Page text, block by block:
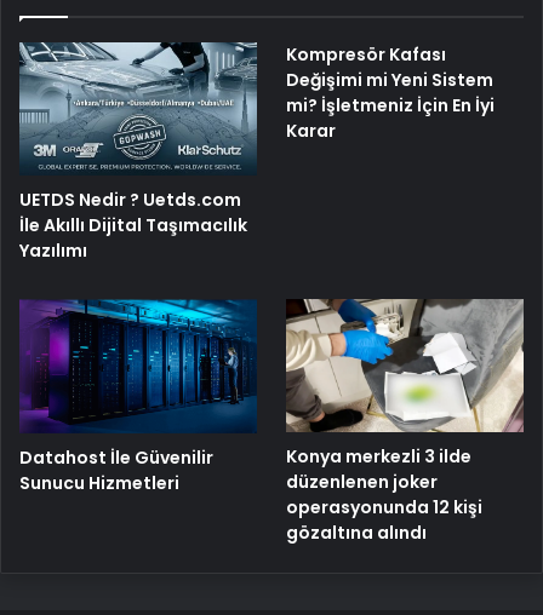
UETDS Nedir ? Uetds.com
İle Akıllı Dijital Taşımacılık
Yazılımı
Kompresör Kafası
Değişimi mi Yeni Sistem
mi? İşletmeniz İçin En İyi
Karar
Datahost İle Güvenilir
Sunucu Hizmetleri
Konya merkezli 3 ilde
düzenlenen joker
operasyonunda 12 kişi
gözaltına alındı